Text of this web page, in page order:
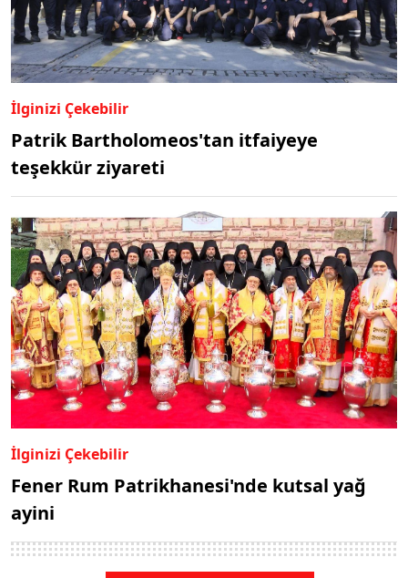
İlginizi Çekebilir
Patrik Bartholomeos'tan itfaiyeye
teşekkür ziyareti
İlginizi Çekebilir
Fener Rum Patrikhanesi'nde kutsal yağ
ayini